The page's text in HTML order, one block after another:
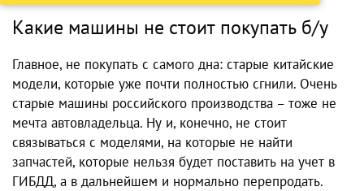
Какие машины не стоит покупать б/у
Главное, не покупать с самого дна: старые китайские
модели, которые уже почти полностью сгнили. Очень
старые машины российского производства – тоже не
мечта автовладельца. Ну и, конечно, не стоит
связываться с моделями, на которые не найти
запчастей, которые нельзя будет поставить на учет в
ГИБДД, а в дальнейшем и нормально перепродать.